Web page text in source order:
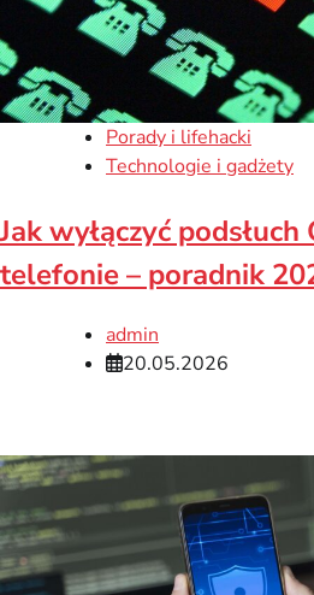
Porady i lifehacki
Technologie i gadżety
Jak wyłączyć
telefonie – poradnik
admin
20.05.2026